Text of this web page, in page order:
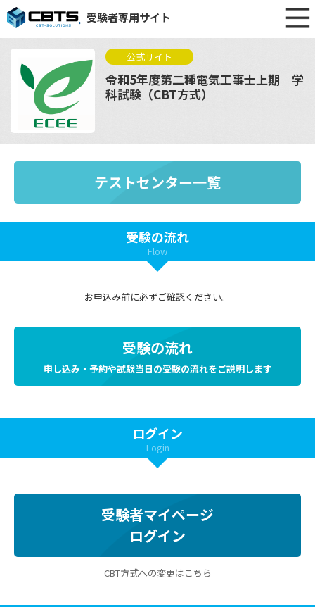
受験者専用サイト
公式サイト
令和5年度第二種電気工事士上期 学
科試験（CBT方式）
テストセンター一覧
受験の流れ
Flow
お申込み前に必ずご確認ください。
受験の流れ
申し込み・予約や試験当日の受験の流れをご説明します
ログイン
Login
受験者マイページ
ログイン
CBT方式への変更はこちら